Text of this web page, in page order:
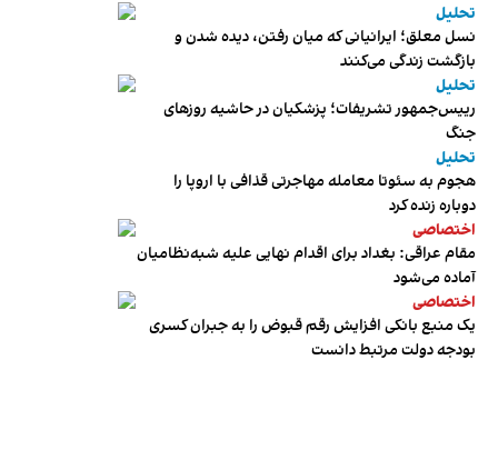
تحلیل
نسل معلق؛ ایرانیانی که میان رفتن، دیده شدن و
بازگشت زندگی می‌کنند
تحلیل
رییس‌جمهور تشریفات؛ پزشکیان در حاشیه روزهای
جنگ
تحلیل
هجوم به سئوتا معامله مهاجرتی قذافی با اروپا را
دوباره زنده کرد
اختصاصی
مقام عراقی: بغداد برای اقدام نهایی علیه شبه‌نظامیان
آماده می‌شود
اختصاصی
یک منبع بانکی افزایش رقم قبوض را به جبران کسری
بودجه دولت مرتبط دانست